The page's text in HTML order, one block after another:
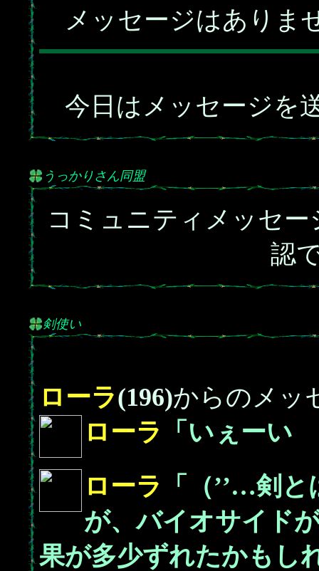
メッセージはありま
今日はメッセージを
うっかりさん同盟
コミュニティメッセ
認
剣使い
ローラ(196)からのメッ
ローラ
「いぇーい
ローラ
「（’’…剣
が、バイオサイド
果が多少ずれたかも